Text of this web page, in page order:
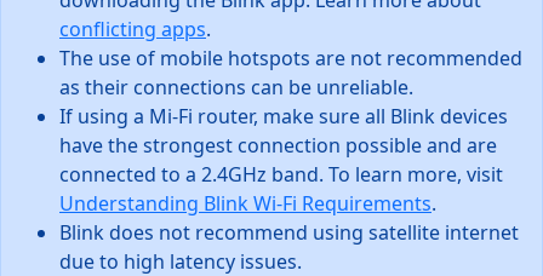
conflicting apps.
The use of mobile hotspots are not recommended
as their connections can be unreliable.
If using a Mi-Fi router, make sure all Blink devices
have the strongest connection possible and are
connected to a 2.4GHz band. To learn more, visit
Understanding Blink Wi-Fi Requirements.
Blink does not recommend using satellite internet
due to high latency issues.